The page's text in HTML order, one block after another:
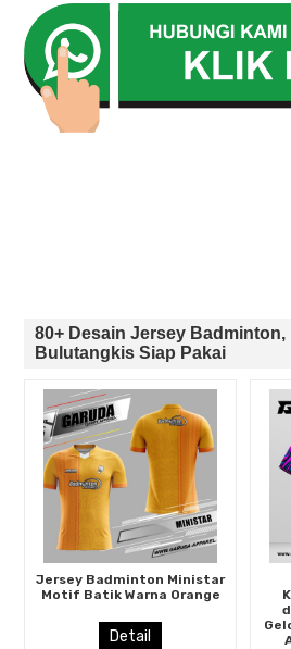
80+ Desain Jersey Badminton,
Bulutangkis Siap Pakai
Jersey Badminton Ministar
Motif Batik Warna Orange
Detail